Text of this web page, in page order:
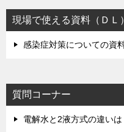
現場で使える資料（ＤＬ）
感染症対策についての資
質問コーナー
電解水と2液方式の違いは